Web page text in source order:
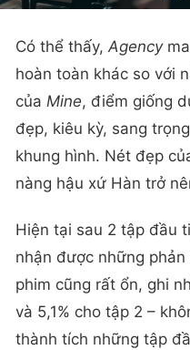
Có thể thấy, Agency
hoàn toàn khác so với
của Mine, điểm giống
đẹp, kiêu kỳ, sang
khung hình. Nét đẹp
nàng hậu xứ Hàn trở
Hiện tại sau 2 tập đầu
nhận được những
phim cũng rất ổn, ghi
và 5,1% cho tập 2 –
thành tích những tập